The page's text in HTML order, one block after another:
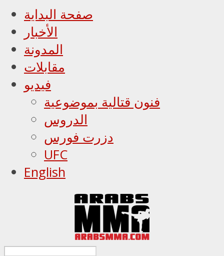
صفحة البداية
الأخبار
المدونة
مقابلات
فيديو
فنون قتالية بموضوعية
الدروس
دزرت فورس
UFC
English